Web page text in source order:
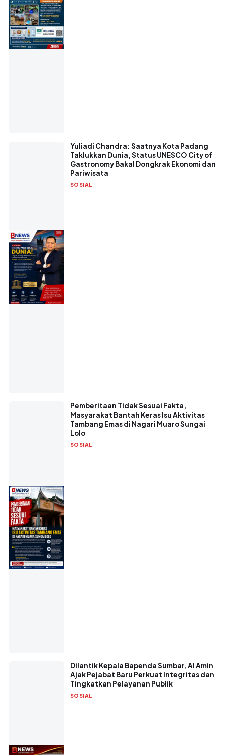
Yuliadi Chandra: Saatnya Kota Padang
Taklukkan Dunia, Status UNESCO City of
Gastronomy Bakal Dongkrak Ekonomi dan
Pariwisata
SOSIAL
Pemberitaan Tidak Sesuai Fakta,
Masyarakat Bantah Keras Isu Aktivitas
Tambang Emas di Nagari Muaro Sungai
Lolo
SOSIAL
Dilantik Kepala Bapenda Sumbar, Al Amin
Ajak Pejabat Baru Perkuat Integritas dan
Tingkatkan Pelayanan Publik
SOSIAL